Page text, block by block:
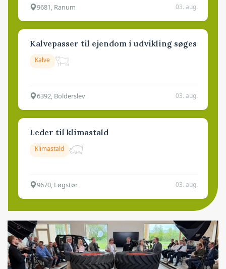
9681, Ranum 03. aug.
Kalvepasser til ejendom i udvikling søges
Kalve
6392, Bolderslev 03. aug.
Leder til klimastald
Klimastald
9670, Løgstør 03. aug.